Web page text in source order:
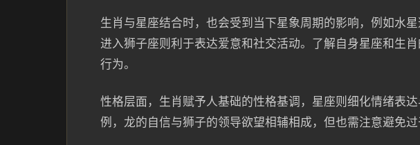
生肖与星座结合时，也会受到当下星象周期的影响，例如水
进入狮子座则利于表达爱意和社交活动。了解自身星座和生
行为。
性格层面，生肖赋予人基础的性格基调，星座则细化情绪表
例，龙的自信与狮子的领导欲望相辅相成，但也需注意避免过